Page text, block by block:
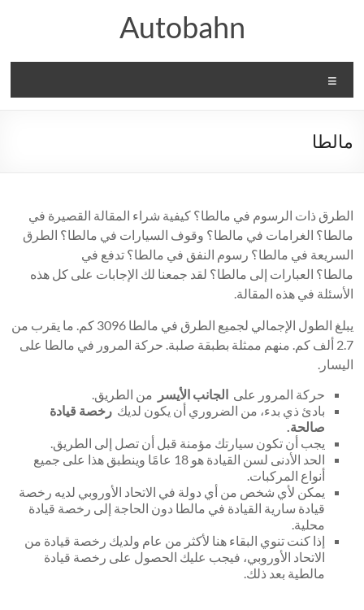
Autobahn
مالطا
الطرق ذات الرسوم في مالطا؟ كيفية شراء المقالة القصيرة في
مالطا؟ الغرامات في مالطا؟ وقوف السيارات في مالطا؟ الطرق
السريعة في مالطا؟ رسوم النفق في مالطا؟ تدفع في
مالطا؟ العبارات إلى مالطا؟ لقد جمعنا لك الإجابات على كل هذه
الأسئلة في هذه المقالة.
يبلغ الطول الإجمالي لجميع الطرق في مالطا 3096 كم. ما يقرب من
2.7 ألف كم. منهم ممثلة بطبقة صلبة. حركة المرور في مالطا على
اليسار.
حركة المرور علىالجانب الأيسر
من الطريق.
بادئ ذي بدء، من الضروري أن يكون لديكرخصة قيادة
صالحة.
يجب أن تكون سيارتك مؤمنة قبل أن تصل إلى الطريق.
الحد الأدنى لسن القيادة هو 18 عامًا وينطبق هذا على جميع
أنواع المركبات.
يمكن لأي شخص من أي دولة في الاتحاد الأوروبي لديه رخصة
قيادة سارية القيادة في مالطا دون الحاجة إلى رخصة قيادة
محلية.
إذا كنت تنوي البقاء هنا لأكثر من عام ولديك رخصة قيادة من
الاتحاد الأوروبي، فيجب عليك الحصول على رخصة قيادة
مالطية بعد ذلك.